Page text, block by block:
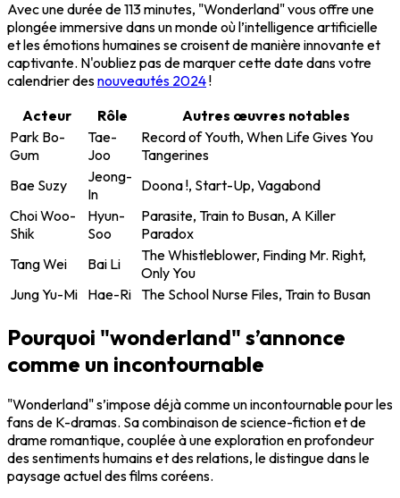
Avec une durée de 113 minutes, "Wonderland" vous offre une
plongée immersivedans un monde où l’intelligence artificielle
et les émotions humaines se croisent de manière innovante et
captivante. N'oubliez pas de marquer cette date dans votre
calendrier desnouveautés 2024!
Acteur
Rôle
Autres œuvres notables
Park Bo-
Gum
Tae-
Joo
Record of Youth, When Life Gives You
Tangerines
Bae Suzy
Jeong-
In
Doona !, Start-Up, Vagabond
Choi Woo-
Shik
Hyun-
Soo
Parasite, Train to Busan, A Killer
Paradox
Tang Wei
Bai Li
The Whistleblower, Finding Mr. Right,
Only You
Jung Yu-Mi Hae-Ri The School Nurse Files, Train to Busan
Pourquoi "wonderland" s’annonce
comme un incontournable
"Wonderland" s’impose déjà comme unincontournable pour les
fans de K-dramas. Sa combinaison descience-fictionet de
drame romantique, couplée à une exploration en profondeur
des sentiments humains et des relations, le distingue dans le
paysage actuel des films coréens.